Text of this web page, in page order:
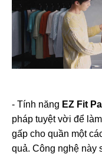
- Tính năng EZ Fit
pháp tuyệt vời để
gấp cho quần một
quả. Công nghệ này